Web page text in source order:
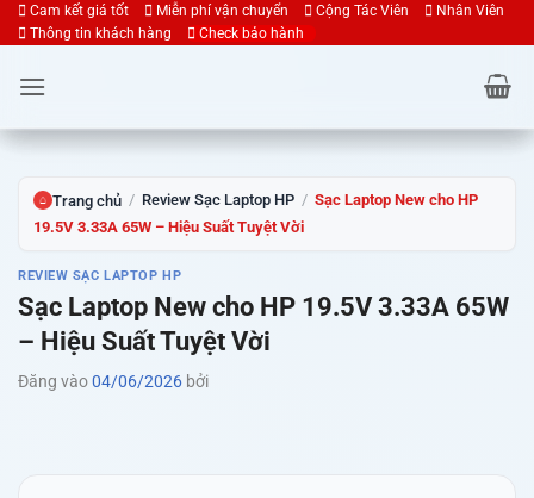
Bỏ
qua
nội
dung
Cam kết giá tốt Miễn phí vận chuyển Cộng Tác Viên
Nhân Viên
Thông tin khách hàng
Check bảo hành
⌂ Trang chủ / Review Sạc Laptop HP / Sạc Laptop New cho HP
19.5V 3.33A 65W – Hiệu Suất Tuyệt Vời
REVIEW SẠC LAPTOP HP
Sạc Laptop New cho HP 19.5V 3.33A 65W
– Hiệu Suất Tuyệt Vời
Đăng vào04/06/2026 bởi